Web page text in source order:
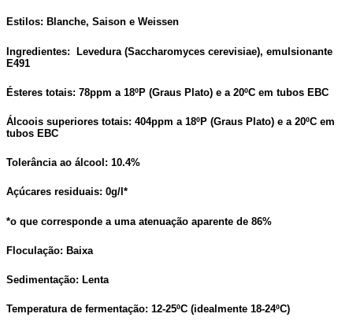
Estilos: Blanche, Saison e Weissen
Ingredientes: Levedura (Saccharomyces cerevisiae), emulsionante
E491
Ésteres totais: 78ppm a 18ºP (Graus Plato) e a 20ºC em tubos EBC
Álcoois superiores totais: 404ppm a 18ºP (Graus Plato) e a 20ºC em
tubos EBC
Tolerância ao álcool: 10.4%
Açúcares residuais: 0g/l*
*o que corresponde a uma atenuação aparente de 86%
Floculação: Baixa
Sedimentação: Lenta
Temperatura de fermentação: 12-25ºC (idealmente 18-24ºC)